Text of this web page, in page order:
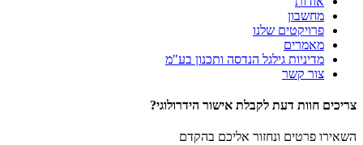
מחשבון
פרויקטים שלנו
מאמרים
מדיניות גילגל הנדסה ותכנון בע"מ
צור קשר
צריכים חוות דעת לקבלת אישור הידרולוגי?
השאירו פרטים ונחזור אליכם בהקדם